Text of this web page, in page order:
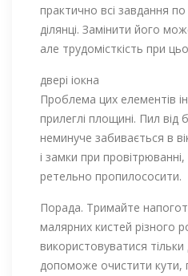
практично всі завдання
ділянці. Замінити його
але трудомісткість при
двері іокна
Проблема цих елементів
прилеглі площині. Пил від
неминуче забивається в
і замки при провітрюванні,
ретельно пропилососити.
Порада. Тримайте
малярних кистей різного
використовуватися
допоможе очистити кути,